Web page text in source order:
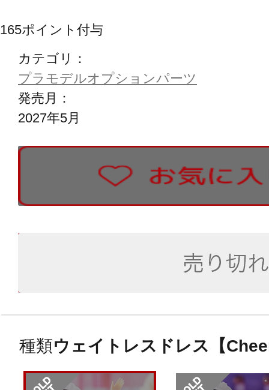
165ポイント付与
カテゴリ：
プラモデルオプションパーツ
発売月：
2027年5月
種類ウェイトレスドレス【